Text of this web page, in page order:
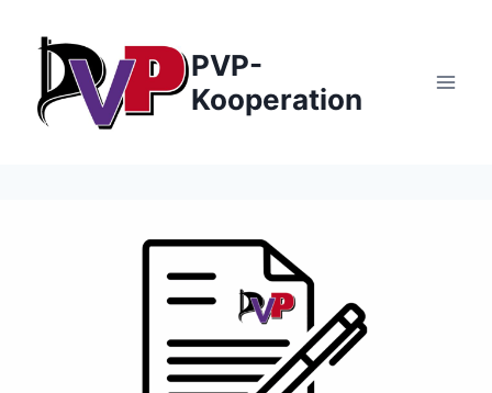
Inhalt
springen
PVP-
Kooperation